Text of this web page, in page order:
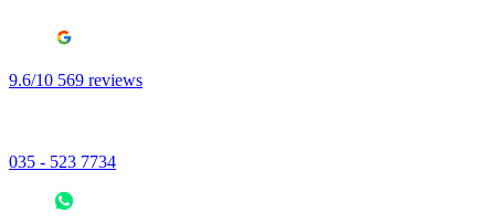
9.6/10 569 reviews
035 - 523 7734